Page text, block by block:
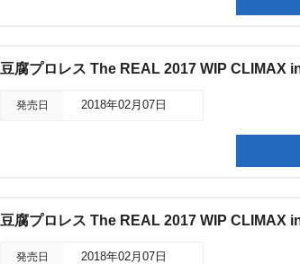
豆腐プロレス The REAL 2017 WIP CLIMAX
発売日 2018年02月07日
豆腐プロレス The REAL 2017 WIP CLIMAX
発売日 2018年02月07日